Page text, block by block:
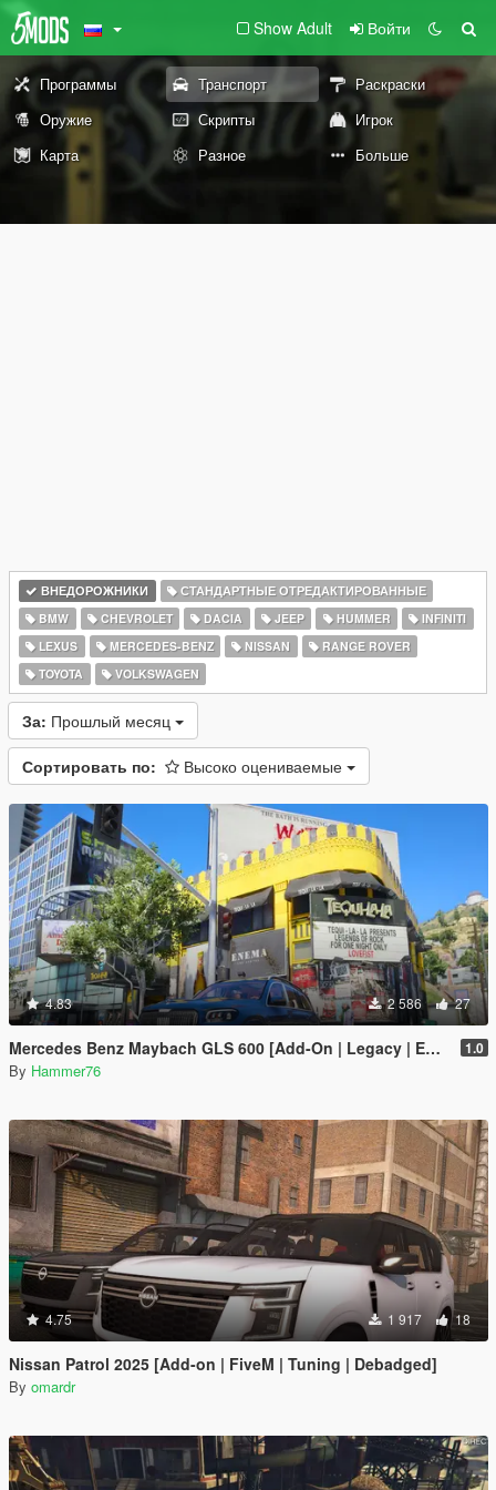
Show Adult Войти
Программы Транспорт
Раскраски
Оружие
Скрипты
Игрок
Карта
Разное Больше
ВНЕДОРОЖНИКИ
СТАНДАРТНЫЕ ОТРЕДАКТИРОВАННЫЕ
BMW
CHEVROLET DACIA JEEP HUMMER
INFINITI
LEXUS
MERCEDES-BENZ NISSAN
RANGE ROVER
TOYOTA
VOLKSWAGEN
За: Прошлый месяц
Сортировать по: Высоко оцениваемые
4.83 2 586 27
Mercedes Benz Maybach GLS 600 [Add-On | Legacy | Enhanced] 1.0
By Hammer76
4.75 1 917 18
Nissan Patrol 2025 [Add-on | FiveM | Tuning | Debadged]
By omardr